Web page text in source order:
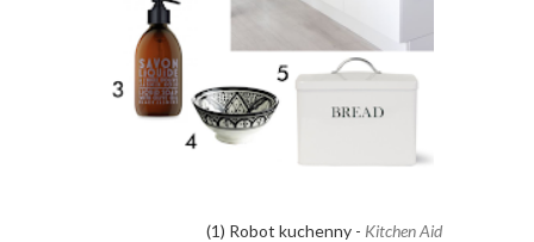
(1) Robot kuchenny - Kitchen Aid